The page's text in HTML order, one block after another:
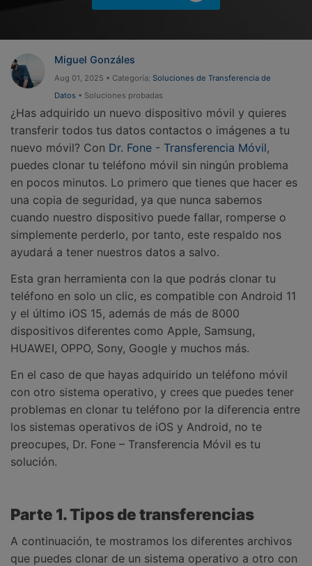
Encuentra Más Soluciones
Miguel Gonzáles
Aug 01, 2025 • Categoría: Soluciones de Transferencia de
Datos• Soluciones probadas
¿Has adquirido un nuevo dispositivo móvil y quieres
transferir todos tus datos contactos o imágenes a tu
nuevo móvil? Con Dr. Fone - Transferencia Móvil,
puedes clonar tu teléfono móvil sin ningún problema
en pocos minutos. Lo primero que tienes que hacer es
una copia de seguridad, ya que nunca sabemos
cuando nuestro dispositivo puede fallar, romperse o
simplemente perderlo, por tanto, este respaldo nos
ayudará a tener nuestros datos a salvo.
Esta gran herramienta con la que podrás clonar tu
teléfono en solo un clic, es compatible con Android 11
y el último iOS 15, además de más de 8000
dispositivos diferentes como Apple, Samsung,
HUAWEI, OPPO, Sony, Google y muchos más.
En el caso de que hayas adquirido un teléfono móvil
con otro sistema operativo, y crees que puedes tener
problemas en clonar tu teléfono por la diferencia entre
los sistemas operativos de iOS y Android, no te
preocupes, Dr. Fone – Transferencia Móvil es tu
solución.
Parte 1. Tipos de transferencias
A continuación, te mostramos los diferentes archivos
que puedes clonar de un sistema operativo a otro con